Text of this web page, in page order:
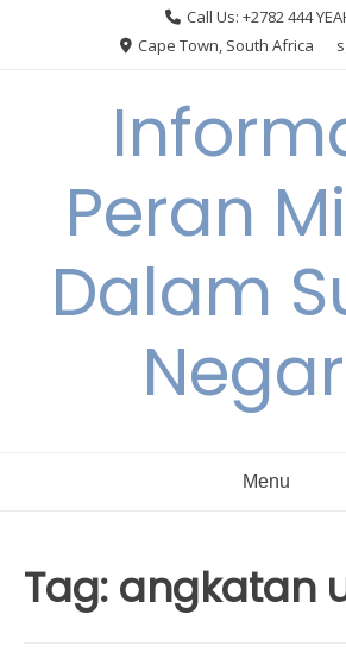
Call Us: +2782 444
Cape Town, South Africa
Peran
Dalam
Menu
Tag: angkatan